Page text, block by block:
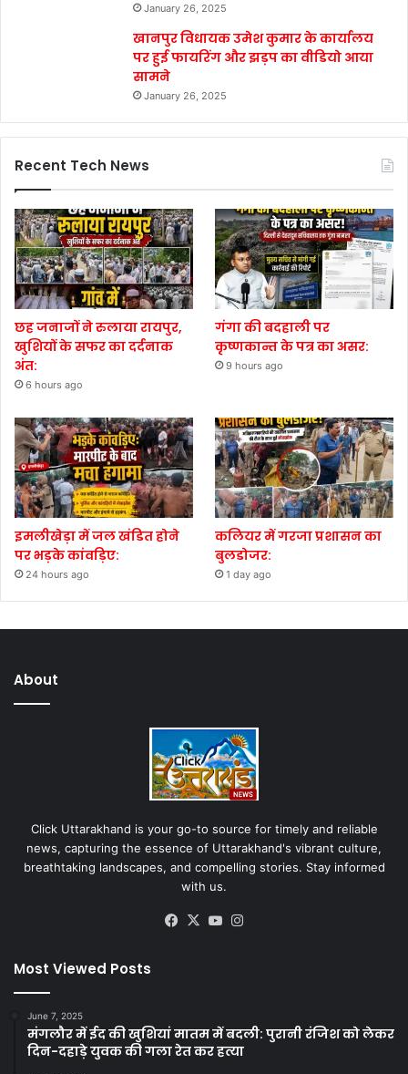
January 26, 2025
खानपुर विधायक उमेश कुमार के कार्यालय
पर हुई फायरिंग और झड़प का वीडियो आया
सामने
January 26, 2025
Recent Tech News
छह जनाजों ने रुलाया रायपुर,
खुशियों के सफर का दर्दनाक
अंत:
6 hours ago
गंगा की बदहाली पर
कृष्णकान्त के पत्र का असर:
9 hours ago
इमलीखेड़ा में जल खंडित होने
पर भड़के कांवड़िए:
24 hours ago
कलियर में गरजा प्रशासन का
बुलडोजर:
1 day ago
About
Click Uttarakhand is your go-to source for timely and reliable
news, capturing the essence of Uttarakhand's vibrant culture,
breathtaking landscapes, and compelling stories. Stay informed
with us.
Facebook
X YouTube
Most Viewed Posts
June 7, 2025
मंगलौर में ईद की खुशियां मातम में बदली: पुरानी रंजिश को लेकर
दिन-दहाड़े युवक की गला रेत कर हत्या